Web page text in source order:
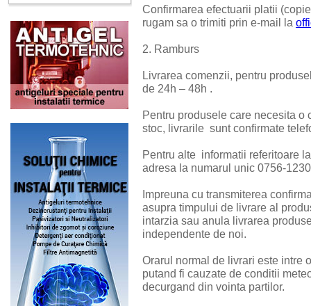
Confirmarea efectuarii platii
rugam sa o trimiti prin e-mail la
2. Ramburs
Livrarea comenzii, pentru
de 24h – 48h .
Pentru produsele care necesita
stoc, livrarile sunt confirmate
Pentru alte informatii referitoare
adresa la numarul unic 0756-
Impreuna cu transmiterea
asupra timpului de livrare al
intarzia sau anula livrarea
independente de noi.
Orarul normal de livrari este intre
putand fi cauzate de conditii
decurgand din vointa partilor.